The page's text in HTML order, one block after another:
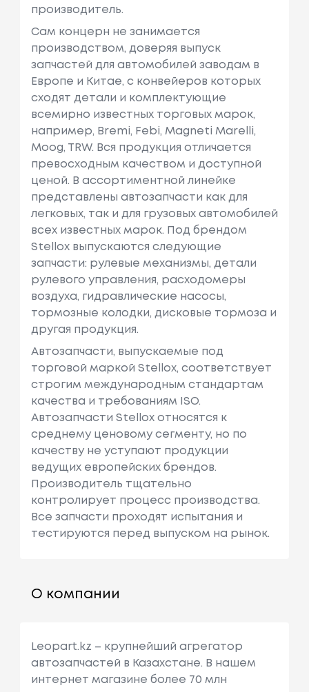
производитель.
Сам концерн не занимается
производством, доверяя выпуск
запчастей для автомобилей заводам в
Европе и Китае, с конвейеров которых
сходят детали и комплектующие
всемирно известных торговых марок,
например, Bremi, Febi, Magneti Marelli,
Moog, TRW. Вся продукция отличается
превосходным качеством и доступной
ценой. В ассортиментной линейке
представлены автозапчасти как для
легковых, так и для грузовых автомобилей
всех известных марок. Под брендом
Stellox выпускаются следующие
запчасти: рулевые механизмы, детали
рулевого управления, расходомеры
воздуха, гидравлические насосы,
тормозные колодки, дисковые тормоза и
другая продукция.
Автозапчасти, выпускаемые под
торговой маркой Stellox, соответствует
строгим международным стандартам
качества и требованиям ISO.
Автозапчасти Stellox относятся к
среднему ценовому сегменту, но по
качеству не уступают продукции
ведущих европейских брендов.
Производитель тщательно
контролирует процесс производства.
Все запчасти проходят испытания и
тестируются перед выпуском на рынок.
О компании
Leopart.kz – крупнейший агрегатор
автозапчастей в Казахстане. В нашем
интернет магазине более 70 млн